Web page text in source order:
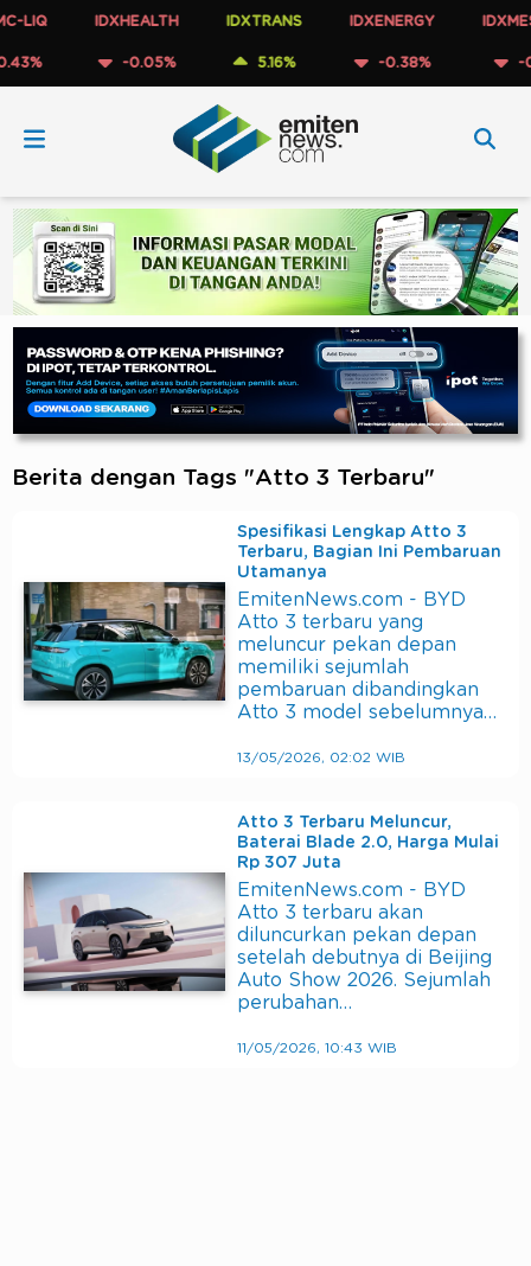
LIQ IDXHEALTH
-0.05%
IDXTRANS
5.16%
IDXENERGY
-0.38% -
Berita dengan Tags "Atto 3 Terbaru"
Spesifikasi Lengkap Atto 3
Terbaru, Bagian Ini Pembaruan
Utamanya
EmitenNews.com - BYD
Atto 3 terbaru yang
meluncur pekan depan
memiliki sejumlah
pembaruan dibandingkan
Atto 3 model sebelumnya…
13/05/2026, 02:02 WIB
Atto 3 Terbaru Meluncur,
Baterai Blade 2.0, Harga Mulai
Rp 307 Juta
EmitenNews.com - BYD
Atto 3 terbaru akan
diluncurkan pekan depan
setelah debutnya di Beijing
Auto Show 2026. Sejumlah
perubahan…
11/05/2026, 10:43 WIB